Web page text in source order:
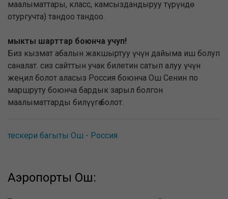
маалыматтары, класс, камсыздандыруу түрүндө
отургучта) тандоо тандоо.
мыкты шарттар боюнча учуп!
Биз кызмат абалын жакшыртуу үчүн дайыма иш болуп
саналат. сиз сайттын учак билетин сатып алуу үчүн
жеңил болот аласыз Россия боюнча Ош Сенин по
маршруту боюнча бардык зарыл болгон
маалыматтарды билүүгө болот.
тескери багыты Ош - Россия
Аэропорты Ош: